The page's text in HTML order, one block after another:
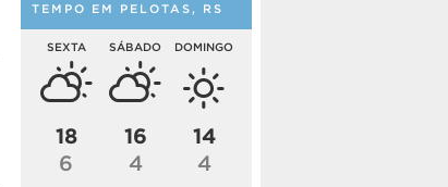
TEMPO EM PELOTAS, RS
SEXTA
18
6
SÁBADO
16
4
DOMINGO
14
4